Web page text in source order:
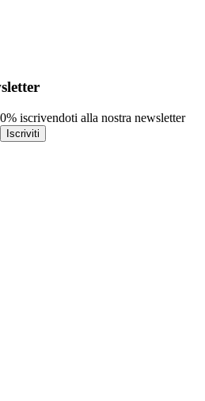
iscrivendoti alla nostra newsletter
Iscriviti